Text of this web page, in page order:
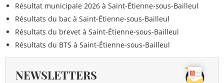
Résultat municipale 2026 à Saint-Étienne-sous-Bailleul
Résultats du bac à Saint-Étienne-sous-Bailleul
Résultats du brevet à Saint-Étienne-sous-Bailleul
Résultats du BTS à Saint-Étienne-sous-Bailleul
NEWSLETTERS